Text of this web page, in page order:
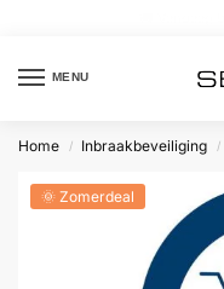
MENU
product…
Home / Inbraakbeveiliging /
🌞 Zomerdeal